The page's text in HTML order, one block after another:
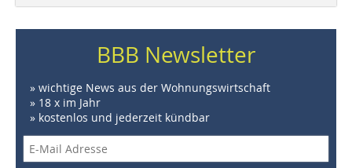
BBB Newsletter
» wichtige News aus der Wohnungswirtschaft
» 18 x im Jahr
» kostenlos und jederzeit kündbar